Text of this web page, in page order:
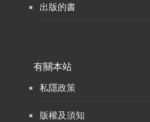
出版的書
有關本站
私隱政策
版權及須知